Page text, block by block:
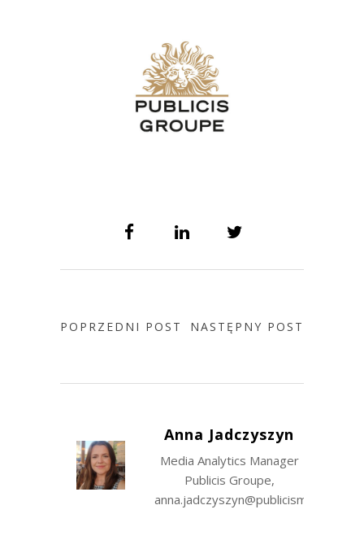
POPRZEDNI POST NASTĘPNY POST
Anna Jadczyszyn
Media Analytics Manager
Publicis Groupe,
anna.jadczyszyn@publicismedia.com